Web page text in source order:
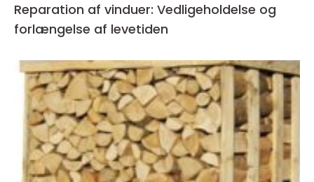
Reparation af vinduer: Vedligeholdelse og
forlængelse af levetiden